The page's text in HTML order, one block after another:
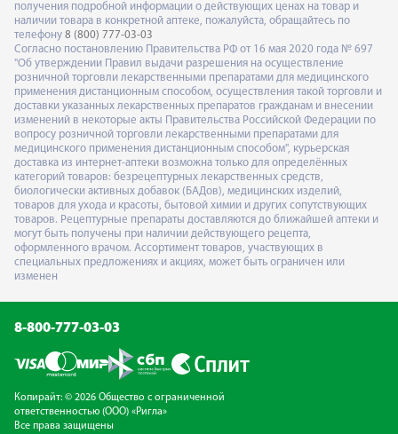
получения подробной информации о действующих ценах на товар и
наличии товара в конкретной аптеке, пожалуйста, обращайтесь по
телефону 8 (800) 777-03-03
Согласно постановлению Правительства РФ от 16 мая 2020 года № 697
"Об утверждении Правил выдачи разрешения на осуществление
розничной торговли лекарственными препаратами для медицинского
применения дистанционным способом, осуществления такой торговли и
доставки указанных лекарственных препаратов гражданам и внесении
изменений в некоторые акты Правительства Российской Федерации по
вопросу розничной торговли лекарственными препаратами для
медицинского применения дистанционным способом", курьерская
доставка из интернет-аптеки возможна только для определённых
категорий товаров: безрецептурных лекарственных средств,
биологически активных добавок (БАДов), медицинских изделий,
товаров для ухода и красоты, бытовой химии и других сопутствующих
товаров. Рецептурные препараты доставляются до ближайшей аптеки и
могут быть получены при наличии действующего рецепта,
оформленного врачом. Ассортимент товаров, участвующих в
специальных предложениях и акциях, может быть ограничен или
изменен
8-800-777-03-03
Копирайт: © 2026 Общество с ограниченной
ответственностью (ООО) «Ригла»
Все права защищены